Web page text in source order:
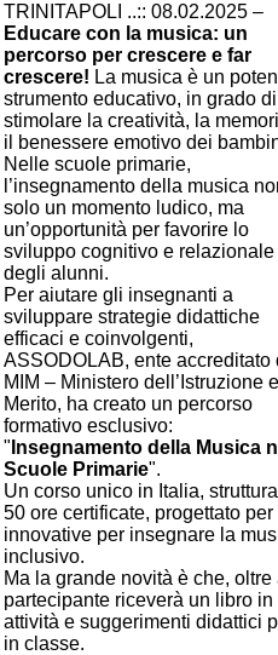
TRINITAPOLI ..:: 08.02.2025 –
Educare con la musica: un
percorso per crescere e far
crescere! La musica è un
strumento educativo, in grado di
stimolare la creatività, la
il benessere emotivo dei
Nelle scuole primarie,
l’insegnamento della musica
solo un momento ludico, ma
un’opportunità per favorire lo
sviluppo cognitivo e relazionale
degli alunni.
Per aiutare gli insegnanti a
sviluppare strategie didattiche
efficaci e coinvolgenti,
ASSODOLAB, ente accreditato
MIM – Ministero dell’Istruzione
Merito, ha creato un percorso
formativo esclusivo:
" Insegnamento della Musica
Scuole Primarie".
Un corso unico in Italia,
50 ore certificate, progettato
innovative per insegnare la
inclusivo.
Ma la grande novità è che,
partecipante riceverà un libro
attività e suggerimenti didattici
in classe.